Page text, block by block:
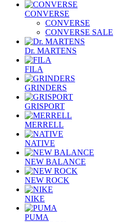
CONVERSE
CONVERSE
CONVERSE SALE
Dr. MARTENS
FILA
GRINDERS
GRISPORT
MERRELL
NATIVE
NEW BALANCE
NEW ROCK
NIKE
PUMA